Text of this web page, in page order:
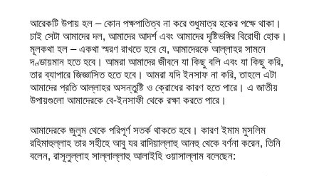
আরেকটি উপায় হল – কোন পক্ষপাতিত্ব না করে শুধুমাত্র হকের পক্ষে থাকা।
চাই সেটা আমাদের দল, আমাদের আদর্শ এবং আমাদের দৃষ্টিভঙ্গির বিরোধী হোক।
মূলকথা হল – একথা স্মরণ রাখতে হবে যে, আমাদেরকে আল্লাহর সামনে
দণ্ডায়মান হতে হবে। আমরা আমাদের জীবনে যা কিছু বলি এবং যা কিছু করি,
তার ব্যাপারে জিজ্ঞাসিত হতে হবে। আমরা যদি ইনসাফ না করি, তাহলে এটা
আমাদের প্রতি আল্লাহর অসন্তুষ্টি ও ক্রোধের কারণ হতে পারে। এ জাতীয়
উপায়গুলো আমাদেরকে বে-ইনসাফী থেকে রক্ষা করতে পারে।
আমাদেরকে জুলুম থেকে পরিপূর্ণ সতর্ক থাকতে হবে। কারণ ইমাম মুসলিম
রহিমাহুল্লাহ তার সহীহে আবু যর রাদিয়াল্লাহু আনহু থেকে বর্ণনা করেন, তিনি
বলেন, রাসূলুল্লাহ সাল্লাল্লাহু আলাইহি ওয়াসাল্লাম বলেছেন: